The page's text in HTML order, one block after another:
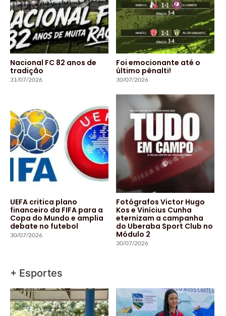
Nacional FC 82 anos de
tradição
31/07/2026
Foi emocionante até o
último pênalti!
30/07/2026
UEFA critica plano
financeiro da FIFA para a
Copa do Mundo e amplia
debate no futebol
30/07/2026
Fotógrafos Victor Hugo
Kos e Vinícius Cunha
eternizam a campanha
do Uberaba Sport Club no
Módulo 2
30/07/2026
+ Esportes